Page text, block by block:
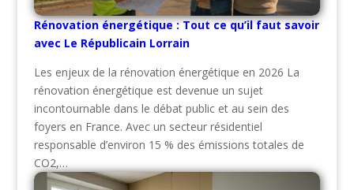
Rénovation énergétique : Tout ce qu’il faut savoir
avec Le Républicain Lorrain
Les enjeux de la rénovation énergétique en 2026 La
rénovation énergétique est devenue un sujet
incontournable dans le débat public et au sein des
foyers en France. Avec un secteur résidentiel
responsable d’environ 15 % des émissions totales de
CO2,…